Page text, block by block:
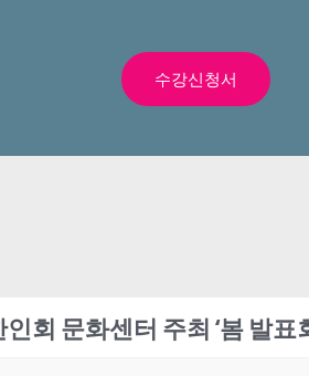
수강신청서
회 문화센터 주최 ‘봄 발표